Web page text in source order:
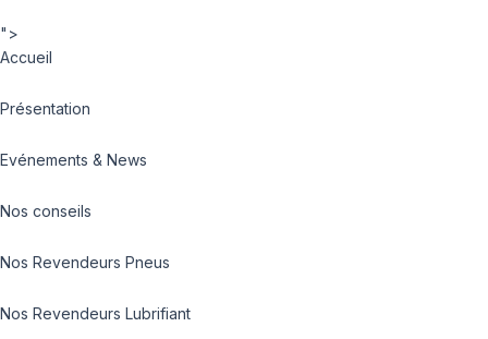
">
Accueil
Présentation
Evénements & News
Nos conseils
Nos Revendeurs Pneus
Nos Revendeurs Lubrifiant